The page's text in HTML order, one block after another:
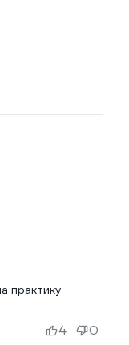
практику
4 0